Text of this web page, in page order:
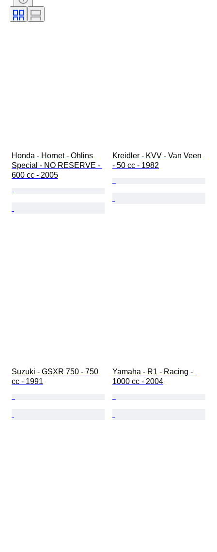
Origineel / Replica
Honda - Hornet - Ohlins
Special - NO RESERVE -
600 cc - 2005
Kreidler - KVV - Van Veen
- 50 cc - 1982
Suzuki - GSXR 750 - 750
cc - 1991
Yamaha - R1 - Racing -
1000 cc - 2004